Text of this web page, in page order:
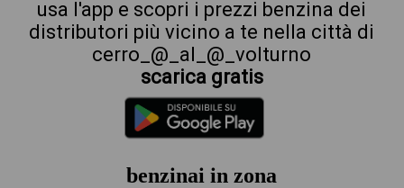
usa l'app e scopri i prezzi benzina dei
distributori più vicino a te nella città di
cerro_@_al_@_volturno
scarica gratis
benzinai in zona